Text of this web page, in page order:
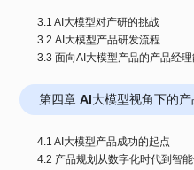
3.1 AI大模型对产研的挑战
3.2 AI大模型产品研发流程
第四章 AI大模型视角下的产
4.1 AI大模型产品成功的起点
4.2 产品规划从数字化时代到智